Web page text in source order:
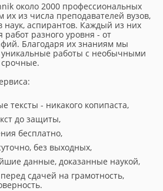
около 2000 профессиональных
из числа преподавателей вузов,
наук, аспирантов. Каждый из них
разного уровня - от
Благодаря их знаниям мы
работы с необычными
тексты - никакого копипаста,
до защиты,
бесплатно,
без выходных,
данные, доказанные наукой,
сдачей на грамотность,